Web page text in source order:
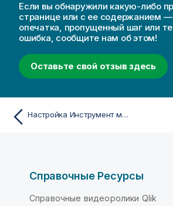
Если вы обнаружили какую-либо
странице или с ее содержанием —
опечатка, пропущенный шаг или
ошибка, сообщите нам об этом!
Оставьте свой отзыв здесь
Настройка Инструмент миграции аналитики Qlik
Справочные Ресурсы
Справочные видеоролики Qlik